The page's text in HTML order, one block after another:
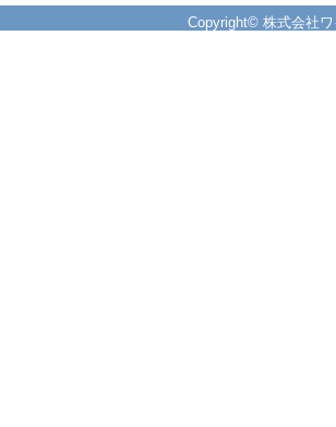
Copyright© 株式会社